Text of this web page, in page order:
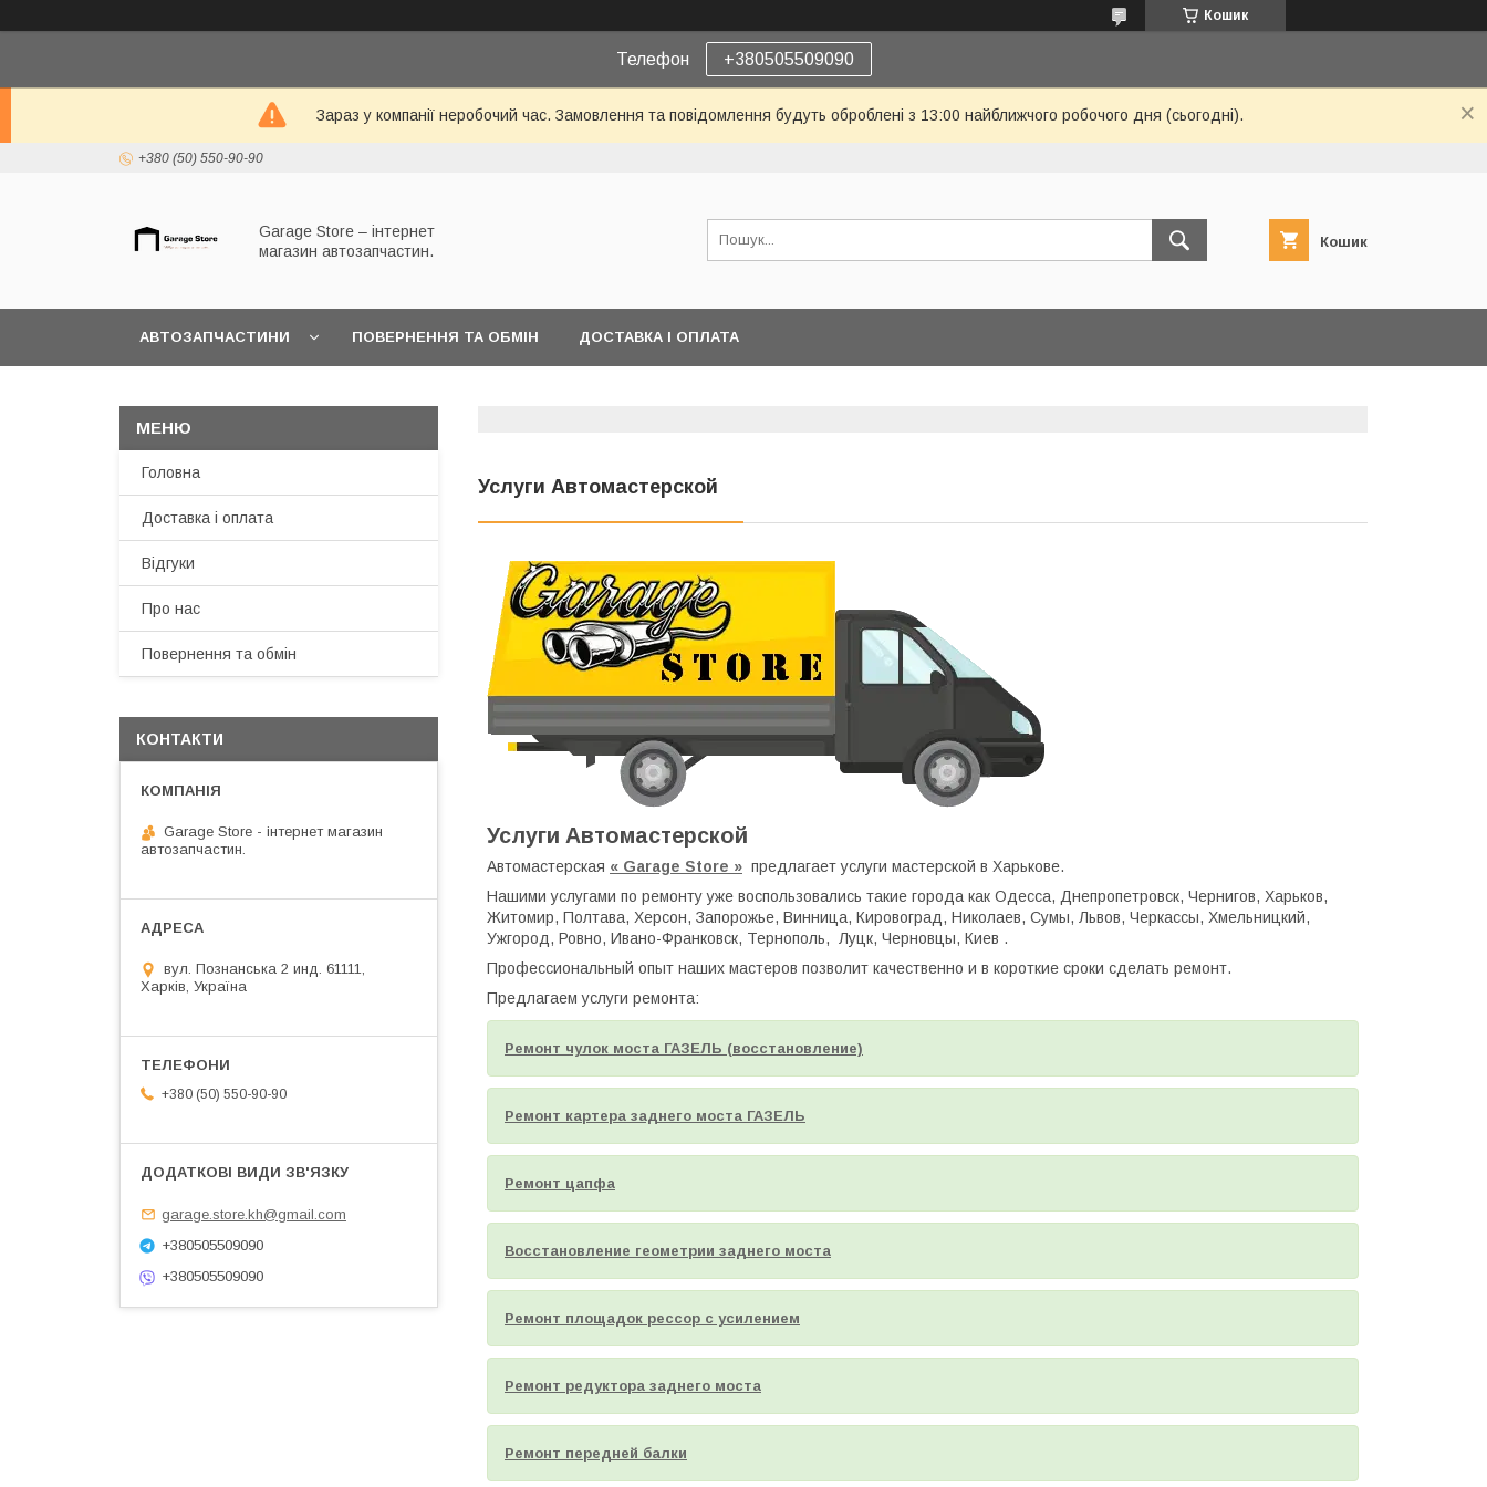
Кошик
Телефон +380505509090
Зараз у компанії неробочий час. Замовлення та повідомлення будуть оброблені з 13:00 найближчого робочого дня (сьогодні).
+380 (50) 550-90-90
Garage Store – інтернет
магазин автозапчастин.
Кошик
АВТОЗАПЧАСТИНИ ПОВЕРНЕННЯ ТА ОБМІН ДОСТАВКА І ОПЛАТА
Услуги Автомастерской
Услуги Автомастерской
Автомастерская « Garage Store » предлагает услуги мастерской в Харькове.
Нашими услугами по ремонту уже воспользовались такие города как Одесса, Днепропетровск, Чернигов, Харьков,
Житомир, Полтава, Херсон, Запорожье, Винница, Кировоград, Николаев, Сумы, Львов, Черкассы, Хмельницкий,
Ужгород, Ровно, Ивано-Франковск, Тернополь, Луцк, Черновцы, Киев .
Профессиональный опыт наших мастеров позволит качественно и в короткие сроки сделать ремонт.
Предлагаем услуги ремонта:
Ремонт чулок моста ГАЗЕЛЬ (восстановление)
Ремонт картера заднего моста ГАЗЕЛЬ
Ремонт цапфа
Восстановление геометрии заднего моста
Ремонт площадок рессор с усилением
Ремонт редуктора заднего моста
Ремонт передней балки
Головна
Доставка і оплата
Відгуки
Про нас
Повернення та обмін
КОНТАКТИ
Garage Store - інтернет магазин
автозапчастин.
вул. Познанська 2 инд. 61111,
Харків, Україна
+380 (50) 550-90-90
garage.store.kh@gmail.com
+380505509090
+380505509090